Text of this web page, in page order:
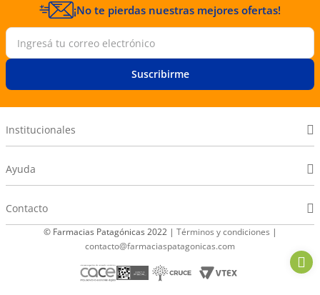
¡No te pierdas nuestras mejores ofertas!
Suscribirme
Institucionales
Ayuda
Contacto
© Farmacias Patagónicas 2022 | Términos y condiciones |
contacto@farmaciaspatagonicas.com